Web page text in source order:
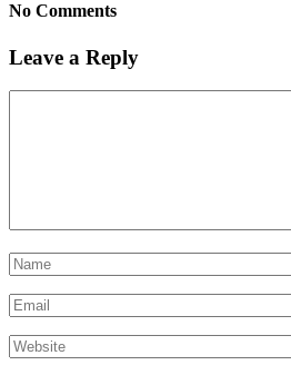
No Comments
Leave a Reply